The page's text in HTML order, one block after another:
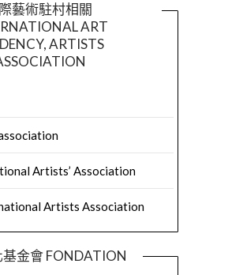
藝術駐村相關
ART
ARTISTS
Artists’ Association
Artists Association
金會 FONDATION